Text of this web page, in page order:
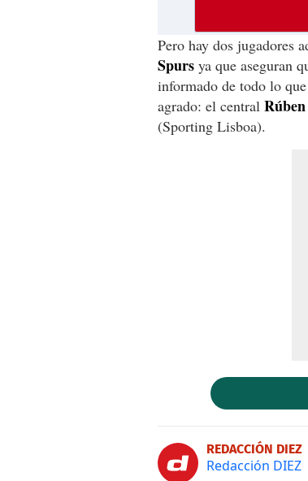
Pero hay dos jugadores
Spurs ya que aseguran
informado de todo lo
agrado: el central
(Sporting Lisboa).
REDACCIÓN DIEZ
Redacción DIEZ